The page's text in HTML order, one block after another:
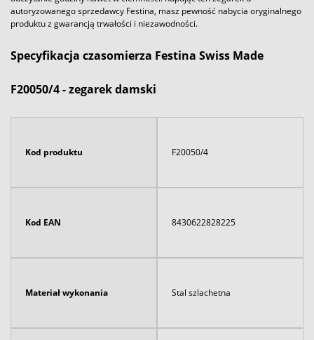
autoryzowanego sprzedawcy Festina, masz pewność nabycia oryginalnego
produktu z gwarancją trwałości i niezawodności.
Specyfikacja czasomierza Festina Swiss Made
F20050/4 - zegarek damski
Kod produktu F20050/4
Kod EAN 8430622828225
Materiał wykonania Stal szlachetna